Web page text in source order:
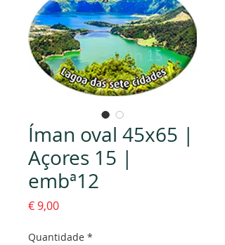
Íman oval 45x65 |
Açores 15 |
embª12
€ 9,00Preço
Quantidade *